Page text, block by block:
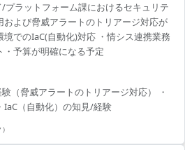
プラットフォーム課におけるセキュリテ
および脅威アラートのトリアージ対応が
境でのIaC(自動化)対応 ・情シス連携業務
予算が明確になる予定
（脅威アラートのトリアージ対応） ・
IaC（自動化）の知見/経験